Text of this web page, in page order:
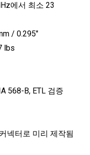
에서 최소 23
/ 0.295"
lbs
568-B, ETL 검증
넥터로 미리 제작됨